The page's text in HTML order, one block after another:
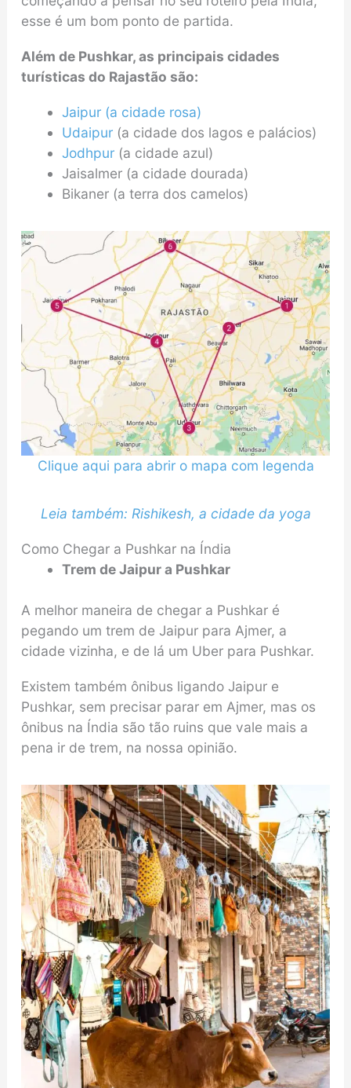
esse é um bom ponto de partida.
Além de Pushkar, as principais cidades
turísticas do Rajastão são:
Jaipur (a cidade rosa)
Udaipur (a cidade dos lagos e palácios)
Jodhpur (a cidade azul)
Jaisalmer (a cidade dourada)
Bikaner (a terra dos camelos)
Clique aqui para abrir o mapa com legenda
Leia também: Rishikesh, a cidade da yoga
Como Chegar a Pushkar na Índia
Trem de Jaipur a Pushkar
A melhor maneira de chegar a Pushkar é
pegando um trem de Jaipur para Ajmer, a
cidade vizinha, e de lá um Uber para Pushkar.
Existem também ônibus ligando Jaipur e
Pushkar, sem precisar parar em Ajmer, mas os
ônibus na Índia são tão ruins que vale mais a
pena ir de trem, na nossa opinião.